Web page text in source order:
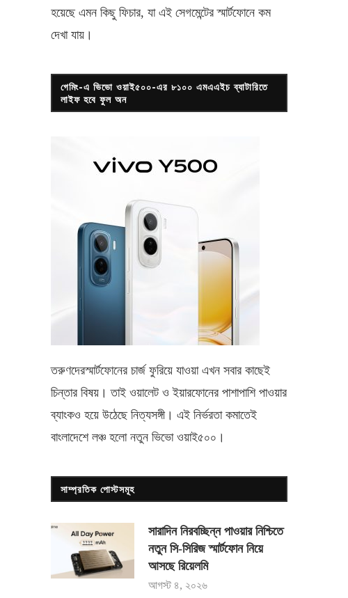
হয়েছে এমন কিছু ফিচার, যা এই সেগমেন্টের স্মার্টফোনে কম
দেখা যায়।
গেমিং-এ ভিভো ওয়াই৫০০-এর ৮১০০ এমএএইচ ব্যাটারিতে
লাইফ হবে ফুল অন
তরুণদেরস্মার্টফোনের চার্জ ফুরিয়ে যাওয়া এখন সবার কাছেই
চিন্তার বিষয়। তাই ওয়ালেট ও ইয়ারফোনের পাশাপাশি পাওয়ার
ব্যাংকও হয়ে উঠেছে নিত্যসঙ্গী। এই নির্ভরতা কমাতেই
বাংলাদেশে লঞ্চ হলো নতুন ভিভো ওয়াই৫০০ ।
সাম্প্রতিক পোস্টসমূহ
সারাদিন নিরবচ্ছিন্ন পাওয়ার নিশ্চিতে
নতুন সি-সিরিজ স্মার্টফোন নিয়ে
আসছে রিয়েলমি
আগস্ট ৪, ২০২৬